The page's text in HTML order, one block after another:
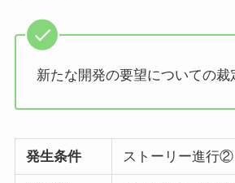
新たな開発の要望についての裁
発生条件 ストーリー進行②